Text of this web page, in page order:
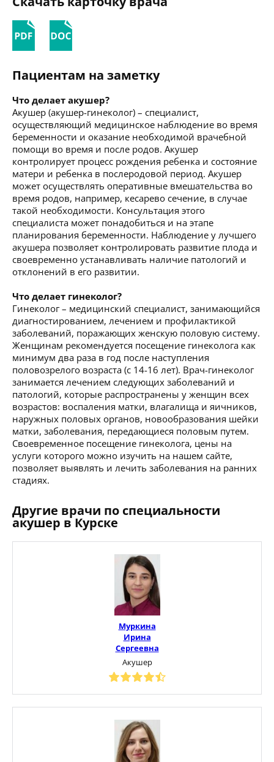
Пациентам на заметку
Что делает акушер?
Акушер (акушер-гинеколог) – специалист,
осуществляющий медицинское наблюдение во время
беременности и оказание необходимой врачебной
помощи во время и после родов. Акушер
контролирует процесс рождения ребенка и состояние
матери и ребенка в послеродовой период. Акушер
может осуществлять оперативные вмешательства во
время родов, например, кесарево сечение, в случае
такой необходимости. Консультация этого
специалиста может понадобиться и на этапе
планирования беременности. Наблюдение у лучшего
акушера позволяет контролировать развитие плода и
своевременно устанавливать наличие патологий и
отклонений в его развитии.
Что делает гинеколог?
Гинеколог – медицинский специалист, занимающийся
диагностированием, лечением и профилактикой
заболеваний, поражающих женскую половую систему.
Женщинам рекомендуется посещение гинеколога как
минимум два раза в год после наступления
половозрелого возраста (с 14-16 лет). Врач-гинеколог
занимается лечением следующих заболеваний и
патологий, которые распространены у женщин всех
возрастов: воспаления матки, влагалища и яичников,
наружных половых органов, новообразования шейки
матки, заболевания, передающиеся половым путем.
Своевременное посещение гинеколога, цены на
услуги которого можно изучить на нашем сайте,
позволяет выявлять и лечить заболевания на ранних
стадиях.
Другие врачи по специальности
акушер в Курске
Муркина
Ирина
Сергеевна
Акушер